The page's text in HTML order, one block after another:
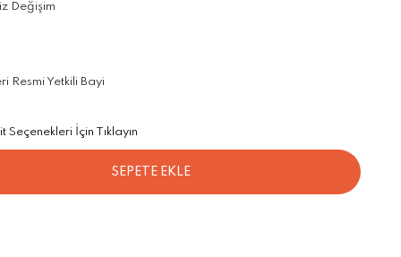
Değişim
Resmi Yetkili Bayi
İçin Tıklayın
SEPETE EKLE